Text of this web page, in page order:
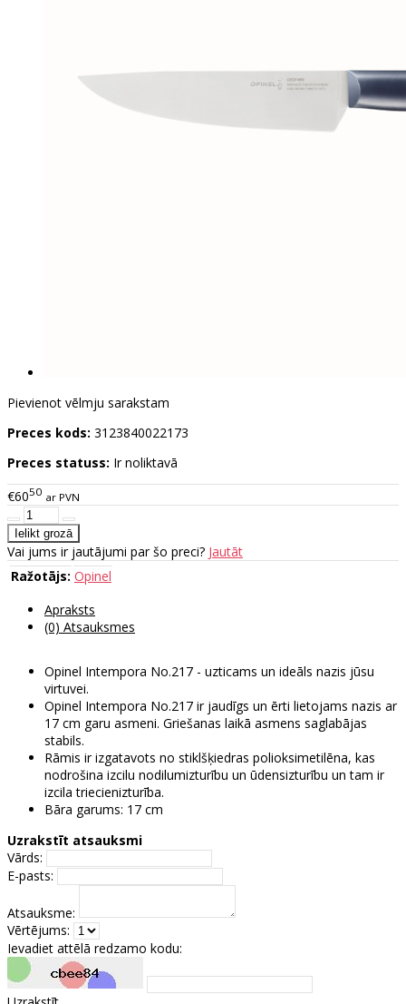
Pievienot vēlmju sarakstam
Preces kods: 3123840022173
Preces statuss: Ir noliktavā
€6050 ar PVN
Vai jums ir jautājumi par šo preci? Jautāt
Ražotājs: Opinel
Apraksts
(0) Atsauksmes
Opinel Intempora No.217 - uzticams un ideāls nazis jūsu
virtuvei.
Opinel Intempora No.217 ir jaudīgs un ērti lietojams nazis ar
17 cm garu asmeni. Griešanas laikā asmens saglabājas
stabils.
Rāmis ir izgatavots no stiklšķiedras polioksimetilēna, kas
nodrošina izcilu nodilumizturību un ūdensizturību un tam ir
izcila triecienizturība.
Bāra garums: 17 cm
Uzrakstīt atsauksmi
Vārds:
E-pasts:
Atsauksme:
Vērtējums:
Ievadiet attēlā redzamo kodu: